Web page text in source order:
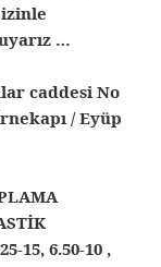
…
caddesi No
/ Eyüp
15, 6.50-10 ,